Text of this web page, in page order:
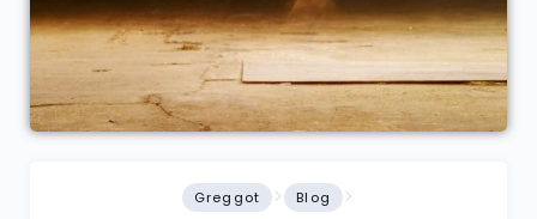
Greggot Blog